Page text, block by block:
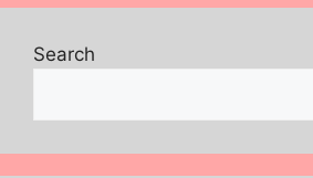
Search